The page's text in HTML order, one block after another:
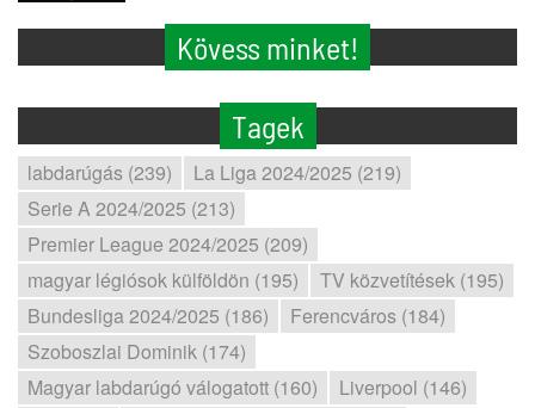
Kövess minket!
Tagek
labdarúgás (239)
La Liga 2024/2025 (219)
Serie A 2024/2025 (213)
Premier League 2024/2025 (209)
magyar légiósok külföldön (195)
TV közvetítések (195)
Bundesliga 2024/2025 (186)
Ferencváros (184)
Szoboszlai Dominik (174)
Magyar labdarúgó válogatott (160)
Liverpool (146)